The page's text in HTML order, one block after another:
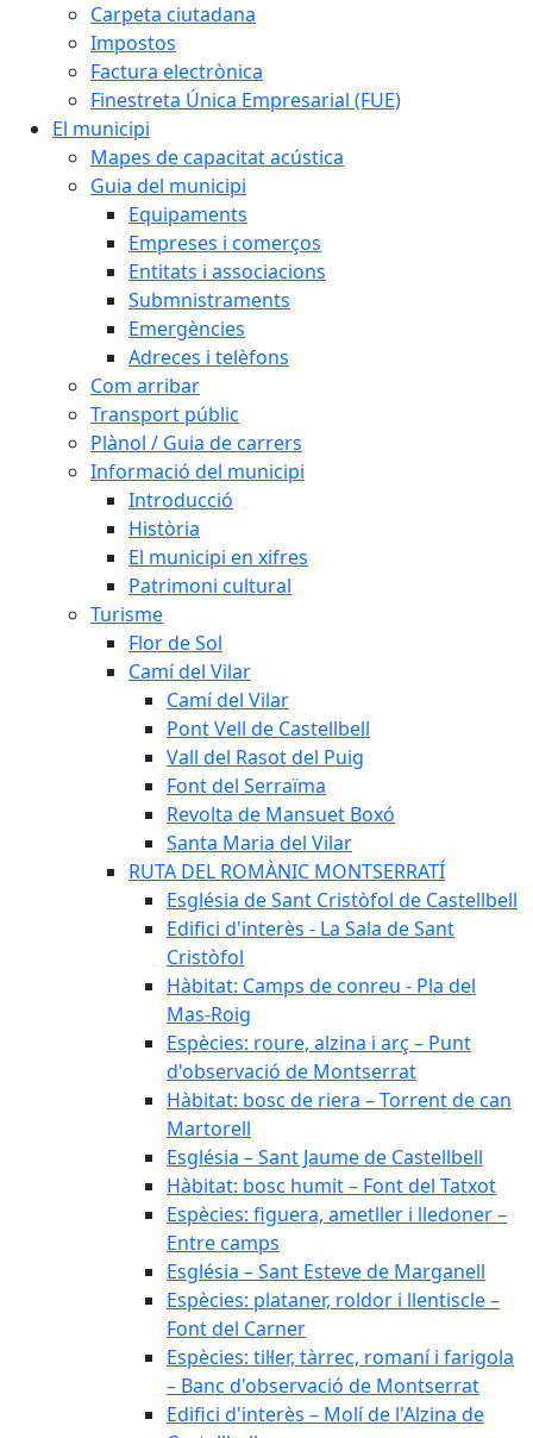
Carpeta ciutadana
Impostos
Factura electrònica
Finestreta Única Empresarial (FUE)
El municipi
Mapes de capacitat acústica
Guia del municipi
Equipaments
Empreses i comerços
Entitats i associacions
Submnistraments
Emergències
Adreces i telèfons
Com arribar
Transport públic
Plànol / Guia de carrers
Informació del municipi
Introducció
Història
El municipi en xifres
Patrimoni cultural
Turisme
Flor de Sol
Camí del Vilar
Camí del Vilar
Pont Vell de Castellbell
Vall del Rasot del Puig
Font del Serraïma
Revolta de Mansuet Boxó
Santa Maria del Vilar
RUTA DEL ROMÀNIC MONTSERRATÍ
Església de Sant Cristòfol de Castellbell
Edifici d'interès - La Sala de Sant
Cristòfol
Hàbitat: Camps de conreu - Pla del
Mas-Roig
Espècies: roure, alzina i arç – Punt
d'observació de Montserrat
Hàbitat: bosc de riera – Torrent de can
Martorell
Església – Sant Jaume de Castellbell
Hàbitat: bosc humit – Font del Tatxot
Espècies: figuera, ametller i lledoner –
Entre camps
Església – Sant Esteve de Marganell
Espècies: plataner, roldor i llentiscle –
Font del Carner
Espècies: til·ler, tàrrec, romaní i farigola
– Banc d'observació de Montserrat
Edifici d'interès – Molí de l'Alzina de